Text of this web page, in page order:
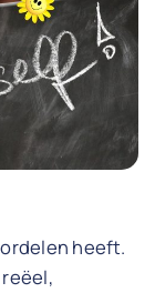
heeft.